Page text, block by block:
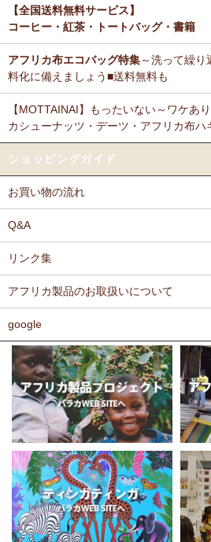
オリティ◇で仕立てた新作登場！『ニッ
ケあり 賞味期限間近セール！
11/18：ティンガティンガ・アート【会
11/17：ティンガティンガ・アート～ロ
の作品新入荷！
11/17：ティンガティンガ・アート～マ
～木彫職人ハンドメイド
荷！
11/11：ティンガティンガ・アート～S
名ごとに2つのカテゴリーでご紹介しま
→ 作家名 A―L
11/10：ティンガティンガ・アート【会
～ワケあり限定品入荷！
11/5：ティンガティンガ・アート～Lサ
名ごとに2つのカテゴリーでご紹介しま
→ 作家名 A―L
→ 作家名 M―Z
11/5：ティンガティンガ・アート～チ
入荷！
私たちバラカは、チャリンダが遺して
らも大切に紹介してまいります。
11/4：ティンガティンガ・アート～マサ
T さまより キテンゲ フレアスリー
のご感想
デザイン、着心地、完璧です！ずっと作っ
願いします！
Ｎさまより キテンゲ リバーシブル
感想
以上に頑丈で持ちやすい。
Ｆさまより キテンゲ へのご感想
どのキテンゲも素敵な柄ばかりであれもこ
おこうと思っています。
ダンで北欧テイストを思わせるようなもの
するたびに嬉しく眺め入っております。
この布では何を作ろうか、どう飾ろうか・
布の手触りもよく、縫いやすいので、大
ホームページには目の詰まった綿素材の
したが、薄手のものや、ちょっと変わっ
す。常にたくさんの種類のあるカンガや
どんどん増えることを期待しております。
Ｔさまより ソープストーン絵皿へ
アフリカン調の雑貨を並べて、玄関でキ
として使っています。
重さがあり安定感があるので使いやすいと
【全国送料無料サービス】
コーヒー・紅茶・トートバッグ・書籍
アフリカ布エコバッグ特集～洗って繰
料化に備えましょう■送料無料も
【MOTTAINAI】もったいない～ワケあ
カシューナッツ・デーツ・アフリカ布ハ
ショッピングガイド
お買い物の流れ
Q&A
リンク集
アフリカ製品のお取扱いについて
google